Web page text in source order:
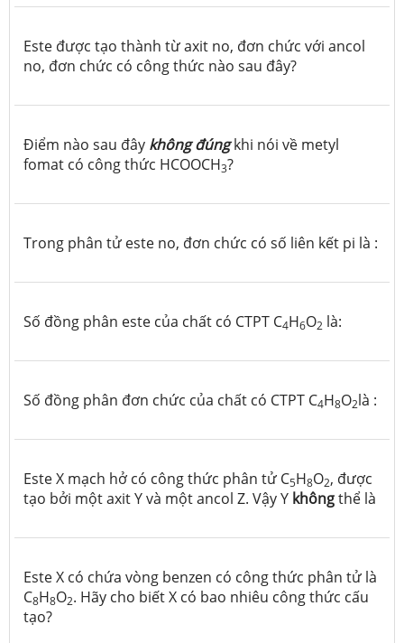
Este được tạo thành từ axit no, đơn chức với ancol
no, đơn chức có công thức nào sau đây?
Điểm nào sau đây không đúngkhi nói về metyl
fomat có công thức HCOOCH3?
Trong phân tử este no, đơn chức có số liên kết pi là :
Số đồng phân este của chất có CTPT C4H6O2 là:
Số đồng phân đơn chức của chất có CTPT C4H8O2là :
Este X mạch hở có công thức phân tử C5H8O2, được
tạo bởi một axit Y và một ancol Z. Vậy Y khôngthể là
Este X có chứa vòng benzen có công thức phân tử là
C8H8O2. Hãy cho biết X có bao nhiêu công thức cấu
tạo?